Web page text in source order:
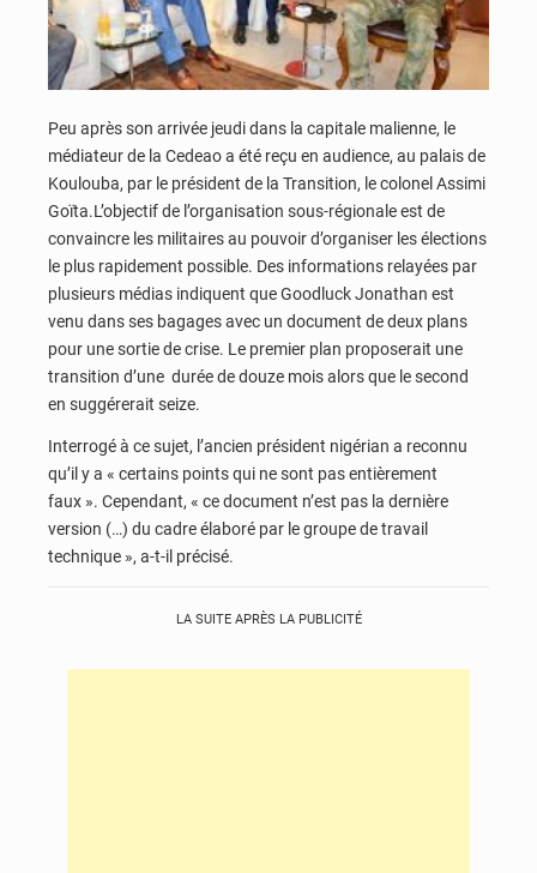
Peu après son arrivée jeudi dans la capitale malienne, le
médiateur de la Cedeao a été reçu en audience, au palais de
Koulouba, par le président de la Transition, le colonel Assimi
Goïta.L’objectif de l’organisation sous-régionale est de
convaincre les militaires au pouvoir d’organiser les élections
le plus rapidement possible. Des informations relayées par
plusieurs médias indiquent que Goodluck Jonathan est
venu dans ses bagages avec un document de deux plans
pour une sortie de crise. Le premier plan proposerait une
transition d’une durée de douze mois alors que le second
en suggérerait seize.
Interrogé à ce sujet, l’ancien président nigérian a reconnu
qu’il y a « certains points qui ne sont pas entièrement
faux ». Cependant, « ce document n’est pas la dernière
version (…) du cadre élaboré par le groupe de travail
technique », a-t-il précisé.
LA SUITE APRÈS LA PUBLICITÉ